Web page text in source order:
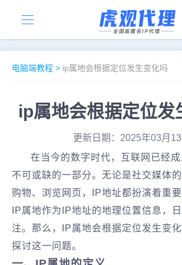
电脑端教程 > ip属地会根据定位发生变化吗
ip属地会根据定位发
更新日期：2025年03月13
在当今的数字时代，互联网已经
不可或缺的一部分。无论是社交媒体
购物、浏览网页，IP地址都扮演着重要
IP属地作为IP地址的地理位置信息，
注。那么，IP属地会根据定位发生变
探讨这一问题。